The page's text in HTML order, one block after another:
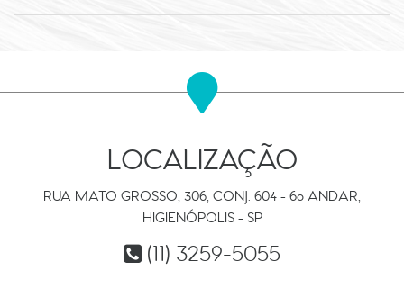
LOCALIZAÇÃO
RUA MATO GROSSO, 306, CONJ. 604 - 6º ANDAR,
HIGIENÓPOLIS - SP
(11) 3259-5055